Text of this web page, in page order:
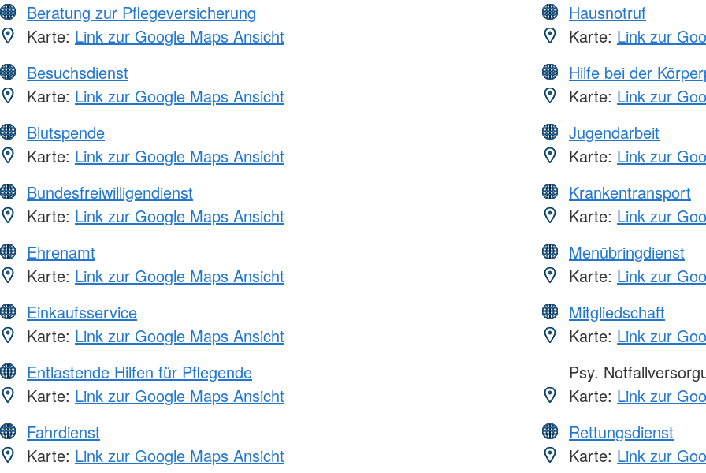
Beratung zur Pflegeversicherung
Karte: Link zur Google Maps Ansicht
Besuchsdienst
Karte: Link zur Google Maps Ansicht
Blutspende
Karte: Link zur Google Maps Ansicht
Bundesfreiwilligendienst
Karte: Link zur Google Maps Ansicht
Ehrenamt
Karte: Link zur Google Maps Ansicht
Einkaufsservice
Karte: Link zur Google Maps Ansicht
Entlastende Hilfen für Pflegende
Karte: Link zur Google Maps Ansicht
Fahrdienst
Karte: Link zur Google Maps Ansicht
Hausnotruf
Karte: Link zur
Hilfe bei der
Karte: Link zur
Jugendarbeit
Karte: Link zur
Krankentransport
Karte: Link zur
Menübringdienst
Karte: Link zur
Mitgliedschaft
Karte: Link zur
Psy.
Karte: Link zur
Rettungsdienst
Karte: Link zur